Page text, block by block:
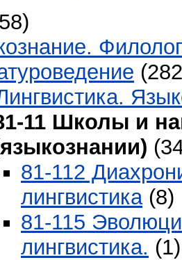
11 Школы и
81-112
лингвистика(8)
81-115
лингвистика. (1)